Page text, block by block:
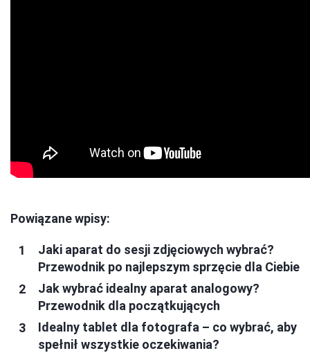
Powiązane wpisy:
Jaki aparat do sesji zdjęciowych wybrać?
Przewodnik po najlepszym sprzęcie dla Ciebie
Jak wybrać idealny aparat analogowy?
Przewodnik dla początkujących
Idealny tablet dla fotografa – co wybrać, aby
spełnił wszystkie oczekiwania?